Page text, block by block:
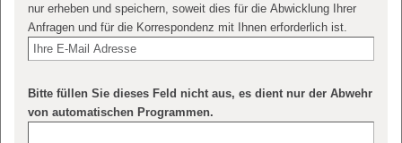
nur erheben und speichern, soweit dies für die Abwicklung Ihrer
Anfragen und für die Korrespondenz mit Ihnen erforderlich ist.
Bitte füllen Sie dieses Feld nicht aus, es dient nur der Abwehr
von automatischen Programmen.